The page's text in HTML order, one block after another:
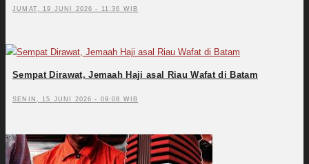
JUMAT, 19 JUNI 2026 - 11:36 WIB
Sempat Dirawat, Jemaah Haji asal Riau Wafat di Batam
SENIN, 15 JUNI 2026 - 09:08 WIB